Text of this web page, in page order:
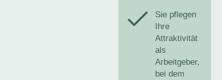
Sie pflegen
Ihre
Attraktivität
als
Arbeitgeber,
bei dem